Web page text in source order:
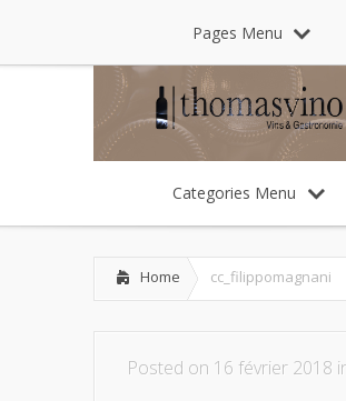
Pages Menu
Categories Menu
Home cc_filippomagnani
Posted on 16 février 2018